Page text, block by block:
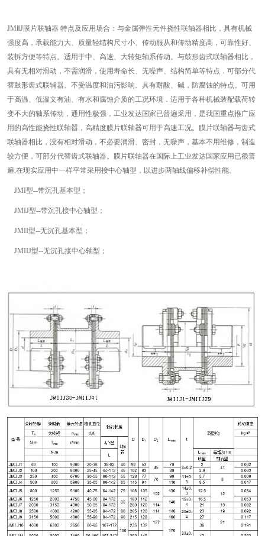
JMⅡJ膜片联轴器 特点及应用场合：与金属弹性元件挠性联轴器相比，具有机械
强度高，承载能力大、质量轻结构尺寸小、传动服从和传动精度高，可靠性好、
装拆方便等特点。适用于中、高速、大转矩轴系传动。与鼓形齿式联轴器相比，
具有无相对滑动，不需润滑，使用寿命长、无噪声、结构简单等特点．可部分代
替鼓形齿式联辅器。不受温度和油污影响。具有耐酸、碱，防腐蚀的特点。可用
于高温、低温文有油、有水和腐蚀介质的工况环境．适用于各种机械装配载荷转
变不大的轴系传动，通用性极强，工业发达国家已普遍采用，是我国重点推广应
用的高性能挠性联轴嚣，高精度膜片联轴器可用于高速工况。膜片联轴器与齿式
联轴器相比，没有相对滑动，不必要润滑、密封，无噪声，基本不用维修，制造
较方便，可部分代替齿式联轴器。膜片联轴器在国际上工业发达国家应用已很普
遍,在现实应用中一样平常采用接中心轴型，以进步两轴线偏移补偿性能。
JMI型--带沉孔基本型；
JMIJ型--带沉孔接中心轴型；
JMII型--无沉孔基本型；
JMIIJ型--无沉孔接中心轴型；